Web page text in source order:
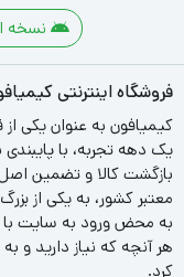
نسخه
فروشگاه اینترنتی
کیمیافون به عنوان یکی
بازگشت کالا و تضمین
معتبر کشور، به یکی از
به محض ورود به سایت با
هر آنچه که نیاز دارید و
کرد.